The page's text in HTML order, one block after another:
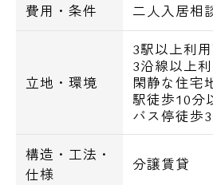
■シャワートイレ
■独立洗面化粧台
■エアコン
■インターネット
費用・条件 二人入居相
立地・環境
3駅以上利
3沿線以上
閑静な住宅
駅徒歩10分
バス停徒歩
構造・工法・
仕様
分譲賃貸